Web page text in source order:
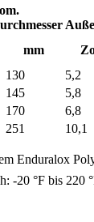
mm
130 5,2
145 5,8
170 6,8
251 10,1
Enduralox
-20 °F bis 220